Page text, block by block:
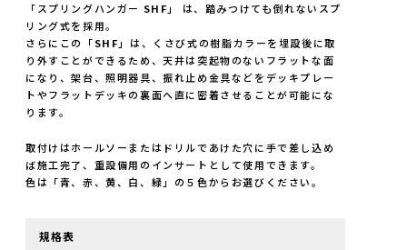
「スプリングハンガー SHF 」 は、踏みつけても倒れないスプ
リング式を採用。
さらにこの「SHF 」は、くさび式の樹脂カラーを埋設後に取
り外すことができるため、天井は突起物のないフラットな面
になり、架台、照明器具、振れ止め金具などをデッキプレー
トやフラットデッキの裏面へ直に密着させることが可能にな
ります。
取付けはホールソーまたはドリルであけた穴に手で差し込め
ば施工完了、重設備用のインサートとして使用できます。
色は「青、赤、黄、白、緑」の５色からお選びください。
規格表